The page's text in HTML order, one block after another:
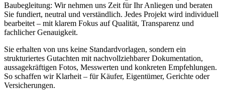
Baubegleitung: Wir nehmen uns Zeit für Ihr Anliegen und beraten
Sie fundiert, neutral und verständlich. Jedes Projekt wird individuell
bearbeitet – mit klarem Fokus auf Qualität, Transparenz und
fachlicher Genauigkeit.
Sie erhalten von uns keine Standardvorlagen, sondern ein
strukturiertes Gutachten mit nachvollziehbarer Dokumentation,
aussagekräftigen Fotos, Messwerten und konkreten Empfehlungen.
So schaffen wir Klarheit – für Käufer, Eigentümer, Gerichte oder
Versicherungen.